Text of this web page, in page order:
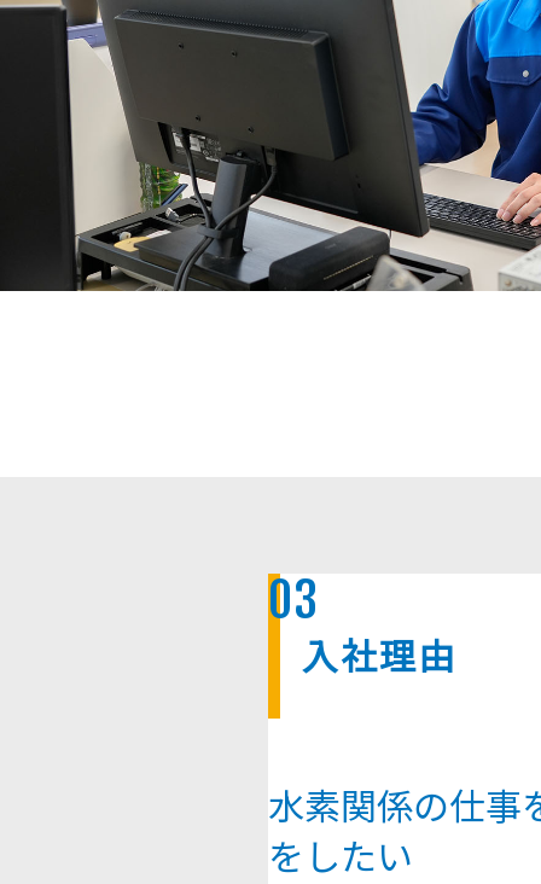
03
入社理由
水素関係の仕事
をしたい